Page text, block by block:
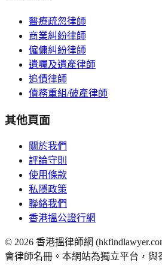
醫療疏忽律師
商業糾紛律師
僱傭糾紛律師
遺囑及遺產律師
追債律師
債務重組/破產律師
其他頁面
關於我們
評論守則
使用條款
私隱政策
聯絡我們
香港搵公證行網
© 2026 香港搵律師網
會律師名冊。本網站為獨立平台，與